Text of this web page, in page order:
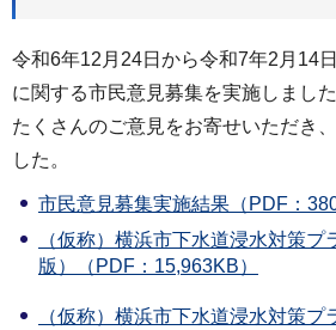
令和6年12月24日から令和7年2月14
に関する市民意見募集を実施しました
たくさんのご意見をお寄せいただき
した。
市民意見募集実施結果（PDF：
（仮称）横浜市下水道浸水対策プ
版）（PDF：15,963KB）
（仮称）横浜市下水道浸水対策プ